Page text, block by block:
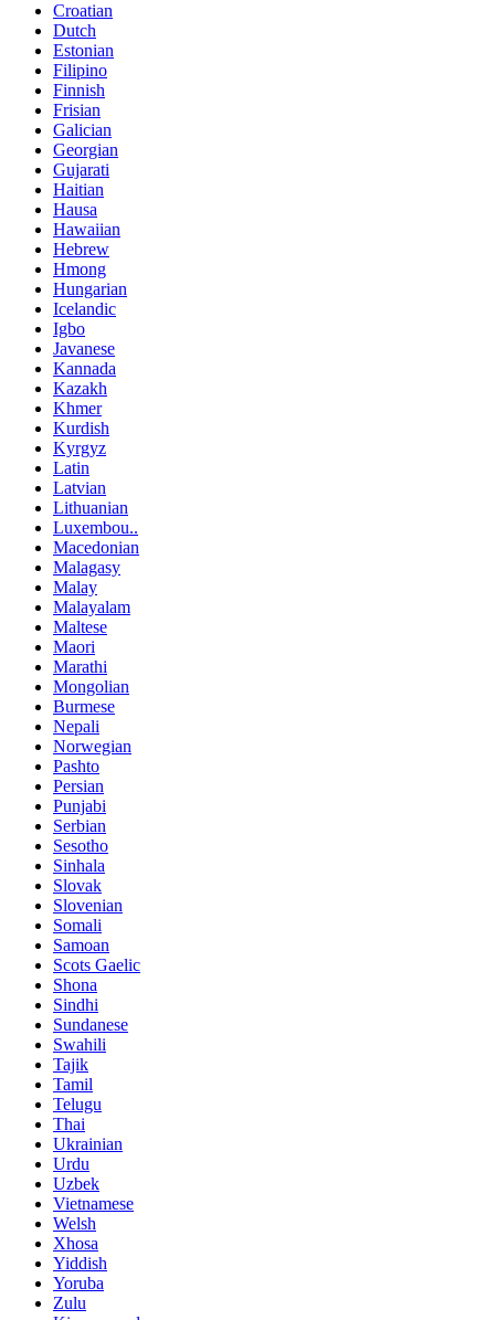
Croatian
Dutch
Estonian
Filipino
Finnish
Frisian
Galician
Georgian
Gujarati
Haitian
Hausa
Hawaiian
Hebrew
Hmong
Hungarian
Icelandic
Igbo
Javanese
Kannada
Kazakh
Khmer
Kurdish
Kyrgyz
Latin
Latvian
Lithuanian
Luxembou..
Macedonian
Malagasy
Malay
Malayalam
Maltese
Maori
Marathi
Mongolian
Burmese
Nepali
Norwegian
Pashto
Persian
Punjabi
Serbian
Sesotho
Sinhala
Slovak
Slovenian
Somali
Samoan
Scots Gaelic
Shona
Sindhi
Sundanese
Swahili
Tajik
Tamil
Telugu
Thai
Ukrainian
Urdu
Uzbek
Vietnamese
Welsh
Xhosa
Yiddish
Yoruba
Zulu